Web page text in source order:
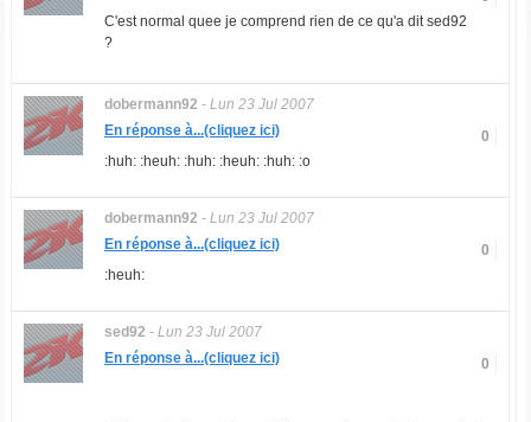
C'est normal quee je comprend rien de ce qu'a dit sed92
?
dobermann92 - Lun 23 Jul 2007
0
En réponse à...(cliquez ici)
:huh: :heuh: :huh: :heuh: :huh: :o
dobermann92 - Lun 23 Jul 2007
0
En réponse à...(cliquez ici)
:heuh:
sed92 - Lun 23 Jul 2007
0
En réponse à...(cliquez ici)